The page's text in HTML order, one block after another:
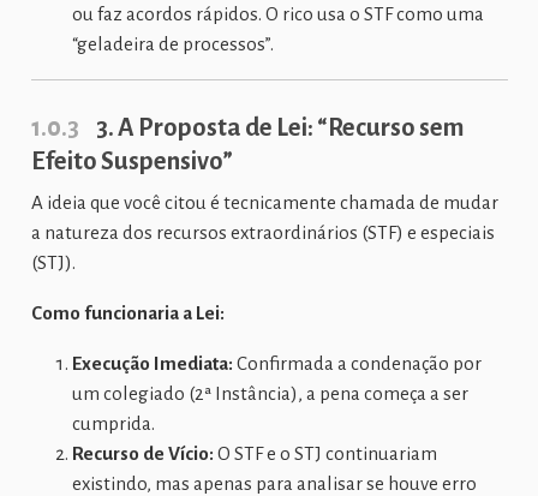
ou faz acordos rápidos. O rico usa o STF como uma
“geladeira de processos”.
1.0.3
3. A Proposta de Lei: “Recurso sem
Efeito Suspensivo”
A ideia que você citou é tecnicamente chamada de mudar
a natureza dos recursos extraordinários (STF) e especiais
(STJ).
Como funcionaria a Lei:
Execução Imediata: Confirmada a condenação por
um colegiado (2ª Instância), a pena começa a ser
cumprida.
Recurso de Vício: O STF e o STJ continuariam
existindo, mas apenas para analisar se houve erro